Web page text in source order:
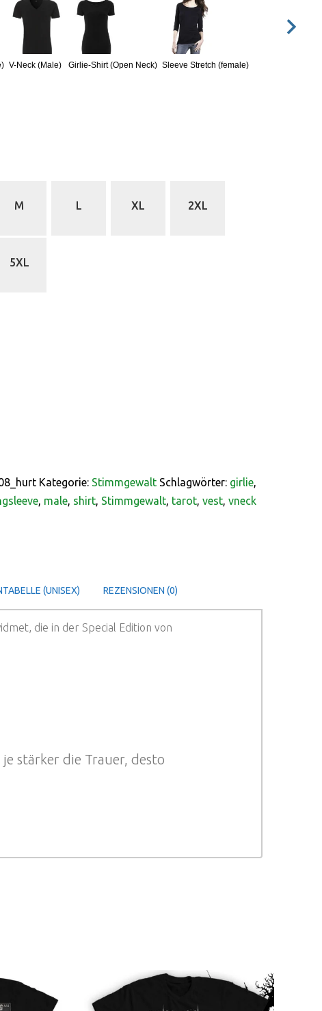
V-Neck (Male) Girlie-Shirt (Open Neck) Sleeve Stretch (female)
M L XL 2XL
5XL
Kategorie: Stimmgewalt Schlagwörter: girlie
male shirt Stimmgewalt tarot vest vneck
(UNISEX) REZENSIONEN (0)
die in der Special Edition von
stärker die Trauer, desto